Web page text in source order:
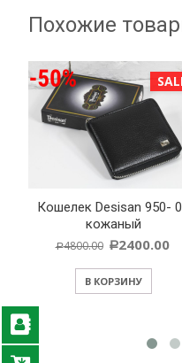
Похожие
Кошелек Desisan 950-
кожаный
Р4800.00 Р2400.00
В КОРЗИНУ